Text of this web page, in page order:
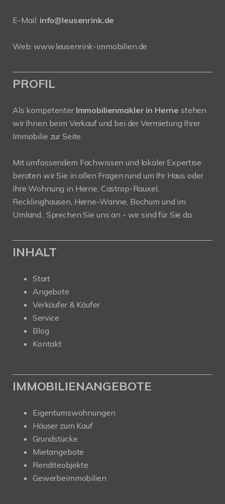
E-Mail: info@leusenrink.de
Web:www.leusenrink-immobilien.de
PROFIL
Als kompetenter Immobilienmakler in Herne stehen
wir Ihnen beim Verkauf und bei der Vermietung Ihrer
Immobilie zur Seite.
Mit umfassendem Fachwissen und lokaler Expertise
beraten wir Sie in allen Fragen rund um Ihr Haus oder
Ihre Wohnung in Herne, Castrop-Rauxel,
Recklinghausen, Herne-Wanne, Bochum und im
Umland.. Sprechen Sie uns an - wir sind für Sie da.
INHALT
Start
Angebote
Verkäufer & Käufer
Service
Blog
Kontakt
IMMOBILIENANGEBOTE
Eigentumswohnungen
Häuser zum Kauf
Grundstücke
Mietangebote
Renditeobjekte
Gewerbeimmobilien